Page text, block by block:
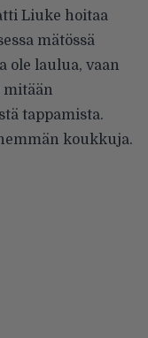
Liuke hoitaa
mätössä
ole laulua, vaan
mitään
tappamista.
koukkuja.